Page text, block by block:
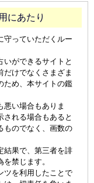
にあたり
守っていただくルー
いができるサイトと
だけでなくさまざま
ため、本サイトの鑑
悪い場合もありま
される場合もあると
ものでなく、画数の
結果で、第三者を誹
禁じます。
ツを利用したことで